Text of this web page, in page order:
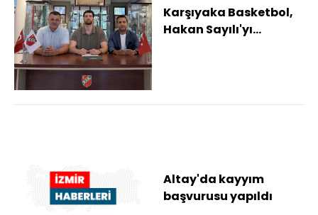
Karşıyaka Basketbol,
Hakan Sayılı'yı
Altay'da kayyım
başvurusu yapıldı